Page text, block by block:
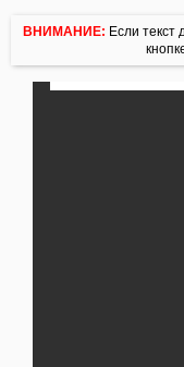
ВНИМАНИЕ: Если текст